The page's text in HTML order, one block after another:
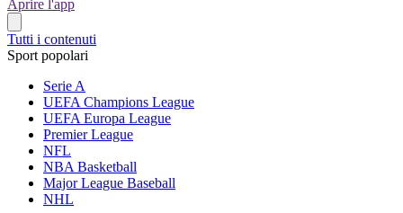
Aprire l'app
Tutti i contenuti
Sport popolari
Serie A
UEFA Champions League
UEFA Europa League
Premier League
NFL
NBA Basketball
Major League Baseball
NHL